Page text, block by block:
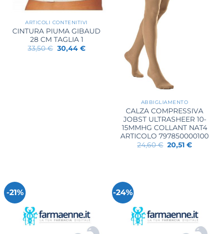
ARTICOLI CONTENITIVI
CINTURA PIUMA GIBAUD
28 CM TAGLIA 1
33,50€ Il
prezzo
30,44 €Il
ABBIGLIAMENTO
CALZA COMPRESSIVA
JOBST ULTRASHEER 10-
15MMHG COLLANT NAT4
ARTICOLO 797850000100
24,60€ Il
prezzo
20,51€Il
-21% -24%